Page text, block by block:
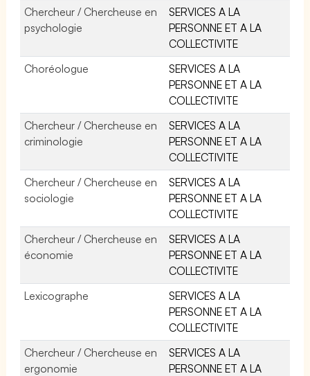
Chercheur / Chercheuse en
psychologie
SERVICES A LA
PERSONNE ET A LA
COLLECTIVITE
Choréologue
SERVICES A LA
PERSONNE ET A LA
COLLECTIVITE
Chercheur / Chercheuse en
criminologie
SERVICES A LA
PERSONNE ET A LA
COLLECTIVITE
Chercheur / Chercheuse en
sociologie
SERVICES A LA
PERSONNE ET A LA
COLLECTIVITE
Chercheur / Chercheuse en
économie
SERVICES A LA
PERSONNE ET A LA
COLLECTIVITE
Lexicographe
SERVICES A LA
PERSONNE ET A LA
COLLECTIVITE
Chercheur / Chercheuse en
ergonomie
SERVICES A LA
PERSONNE ET A LA